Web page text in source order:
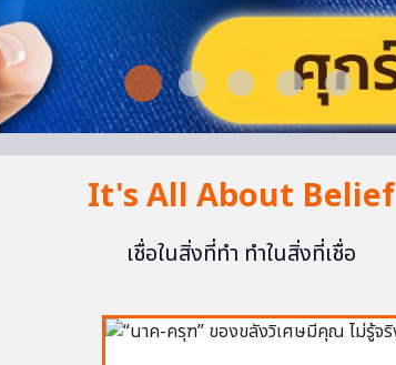
It's All About Belief
เชื่อในสิ่งที่ทำ ทำในสิ่งที่เชื่อ